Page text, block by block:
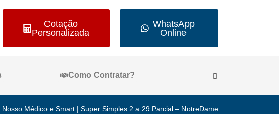
Cotação
Personalizada
WhatsApp
Online
Como Contratar?
Médico e Smart | Super Simples 2 a 29 Parcial – NotreDame